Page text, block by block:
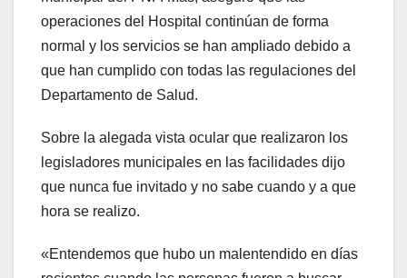
operaciones del Hospital continúan de forma
normal y los servicios se han ampliado debido a
que han cumplido con todas las regulaciones del
Departamento de Salud.
Sobre la alegada vista ocular que realizaron los
legisladores municipales en las facilidades dijo
que nunca fue invitado y no sabe cuando y a que
hora se realizo.
«Entendemos que hubo un malentendido en días